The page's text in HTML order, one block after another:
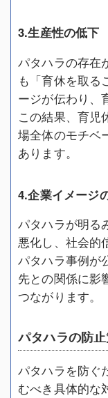
3.生産性の低下
パタハラの存在
も「育休を取る
ージが伝わり、
この結果、育児
場全体のモチベ
あります。
4.企業イメージ
パタハラが明る
悪化し、社会的
パタハラ事例が
先との関係に影
つながります。
パタハラの防
パタハラを防ぐ
むべき具体的な